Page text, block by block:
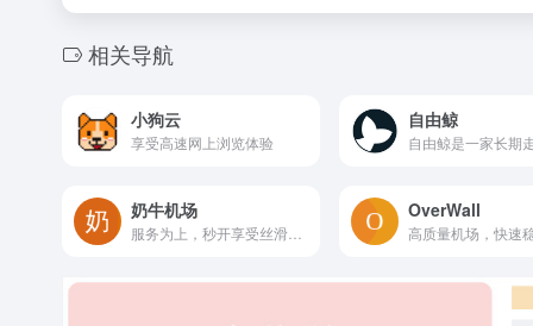
相关导航
小狗云
享受高速网上浏览体验
自由鲸
奶牛机场 OverWall